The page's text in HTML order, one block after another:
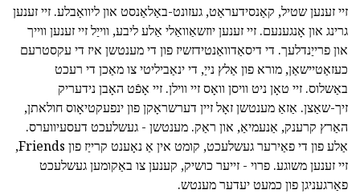
זיי זענען שטיל, קאַנסידעראַט, געזונט-באַלאַנסט און ליוואַבלע. זיי זענען
גרינג און אָנגענעם. זיי זענען יוזשאַוואַלי אַלע ליבע, ווייַל זיי זענען ווייך
און פרייַנדלעך. די דיסאַדוואַנטידזשיז פון די מענטשן איז די עקסטרעם
כעזאַטיישאַן, מורא פון אַלץ נייַ, די ינאַביליטי צו מאַכן די רעכט
באַשלוס. זיי טאָן ניט וויסן וואָס זיי ווילן. זיי אָפֿט האָבן נידעריק
זיך-שאַצן. אַזאַ מענטשן זאָל זיין דערשראָקן פון ינפעקטיאָוס חולאתן,
האַרץ קרענק, אַנעמיאַ, און ראַק. מענטשן - געשלעכט דעסעיווערס.
אַלע פון די פאַירער געשלעכט, קומט אין אַ נאָענט קרייַז פון Friends,
זיי זענען משוגע. פרוי - זייער כושיק, קענען צו באַקומען געשלעכט
פאַרגעניגן פון כמעט יעדער מענטש.